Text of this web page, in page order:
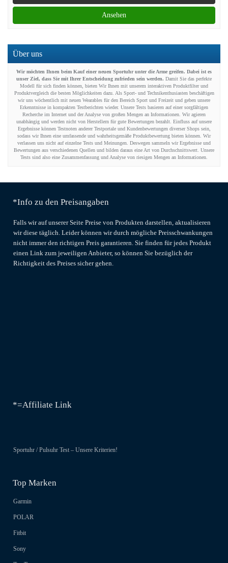
Ansehen
Über uns
Wir möchten Ihnen beim Kauf einer neuen Sportuhr unter die Arme greifen. Dabei ist es
unser Ziel, dass Sie mit Ihrer Entscheidung zufrieden sein werden. Damit Sie das perfekte
Modell für sich finden können, bieten Wir Ihnen mit unserem interaktiven Produktfilter und
Produktvergleich die besten Möglichkeiten dazu. Als Sport- und Technikenthusiasten beschäftigen
wir uns wöchentlich mit neuen Wearables für den Bereich Sport und Freizeit und geben unsere
Erkenntnisse in kompakten Testberichten wieder. Unsere Tests basieren auf einer sorgfältigen
Recherche im Internet und der Analyse von großen Mengen an Informationen. Wir agieren
unabhängig und werden nicht von Herstellern für gute Bewertungen bezahlt. Einfluss auf unsere
Ergebnisse können Testnoten anderer Testportale und Kundenbewertungen diverser Shops sein,
sodass wir Ihnen eine umfassende und wahrheitsgemäße Produktbewertung bieten können. Wir
verlassen uns nicht auf einzelne Tests und Meinungen. Deswegen sammeln wir Ergebnisse und
Bewertungen aus verschiedenen Quellen und bilden daraus eine Art von Durchschnittswert. Unsere
Tests sind also eine Zusammenfassung und Analyse von riesigen Mengen an Informationen.
*Info zu den Preisangaben
Falls wir auf unserer Seite Preise von Produkten darstellen, aktualisieren
wir diese täglich. Leider können wir durch mögliche Preisschwankungen
nicht immer den richtigen Preis garantieren. Sie finden für jedes Produkt
einen Link zum jeweiligen Anbieter, so können Sie bezüglich der
Richtigkeit des Preises sicher gehen.
*=Affiliate Link
Sportuhr / Pulsuhr Test – Unsere Kriterien!
Top Marken
Garmin
POLAR
Fitbit
Sony